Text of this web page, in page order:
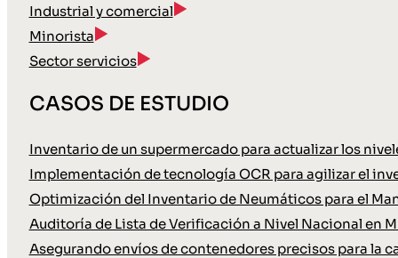
Industrial y comercial
Minorista
Sector servicios
CASOS DE ESTUDIO
Inventario de un supermercado para actualizar los
Implementación de tecnología OCR para agilizar el
Optimización del Inventario de Neumáticos para el
Auditoría de Lista de Verificación a Nivel Nacional en
Asegurando envíos de contenedores precisos para la